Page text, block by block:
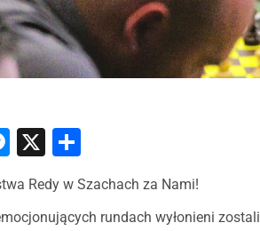
Messenger
X
Redy w Szachach za Nami!
rundach wyłonieni